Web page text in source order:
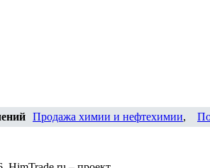
Продажа химии и нефтехимии,